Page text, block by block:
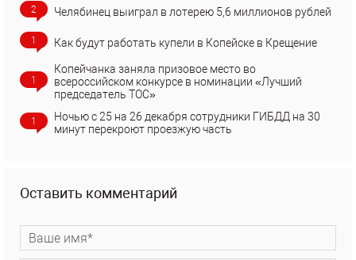
2 Челябинец выиграл в лотерею 5,6 миллионов рублей
1 Как будут работать купели в Копейске в Крещение
1
Копейчанка заняла призовое место во
всероссийском конкурсе в номинации «Лучший
председатель ТОС»
1
Ночью с 25 на 26 декабря сотрудники ГИБДД на 30
минут перекроют проезжую часть
Оставить комментарий